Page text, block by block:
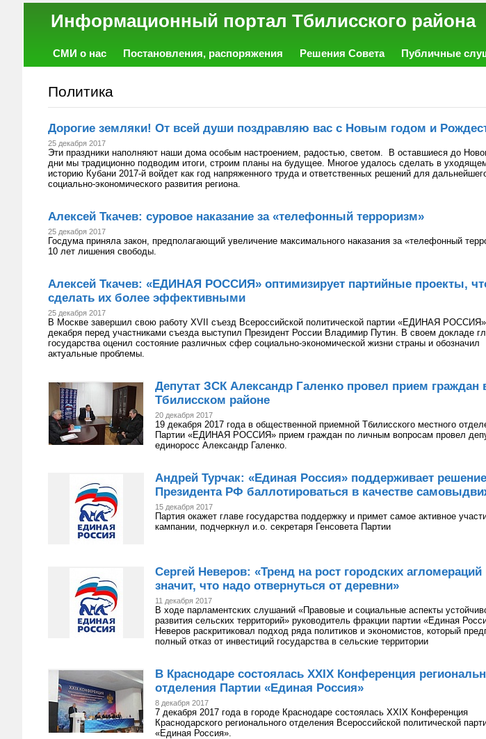
Информационный портал
СМИ о нас Постановления, распоряжения Решения Совета Публичные
Политика
Дорогие земляки! От всей души поздравляю вас с Новым годом и
25 декабря 2017
Эти праздники наполняют наши дома особым настроением, радостью, светом. В оставшиеся до
дни мы традиционно подводим итоги, строим планы на будущее. Многое удалось сделать в
историю Кубани 2017-й войдет как год напряженного труда и ответственных решений для
социально-экономического развития региона.
Алексей Ткачев: суровое наказание за «телефонный терроризм»
25 декабря 2017
Госдума приняла закон, предполагающий увеличение максимального наказания за «телефонный
10 лет лишения свободы.
Алексей Ткачев: «ЕДИНАЯ РОССИЯ» оптимизирует партийные проекты,
сделать их более эффективными
25 декабря 2017
В Москве завершил свою работу XVII съезд Всероссийской политической партии «ЕДИНАЯ
декабря перед участниками съезда выступил Президент России Владимир Путин. В своем докладе
государства оценил состояние различных сфер социально-экономической жизни страны и обозначил
актуальные проблемы.
Депутат ЗСК Александр Галенко провел прием граждан
Тбилисском районе
20 декабря 2017
19 декабря 2017 года в общественной приемной Тбилисского местного
Партии «ЕДИНАЯ РОССИЯ» прием граждан по личным вопросам провел
единоросс Александр Галенко.
Андрей Турчак: «Единая Россия» поддерживает решение
Президента РФ баллотироваться в качестве
15 декабря 2017
Партия окажет главе государства поддержку и примет самое активное
кампании, подчеркнул и.о. секретаря Генсовета Партии
Сергей Неверов: «Тренд на рост городских агломераций
значит, что надо отвернуться от деревни»
11 декабря 2017
В ходе парламентских слушаний «Правовые и социальные аспекты
развития сельских территорий» руководитель фракции партии «Единая
Неверов раскритиковал подход ряда политиков и экономистов, который
полный отказ от инвестиций государства в сельские территории
В Краснодаре состоялась XXIX Конференция
отделения Партии «Единая Россия»
8 декабря 2017
7 декабря 2017 года в городе Краснодаре состоялась XXIX Конференция
Краснодарского регионального отделения Всероссийской политической
«Единая Россия».